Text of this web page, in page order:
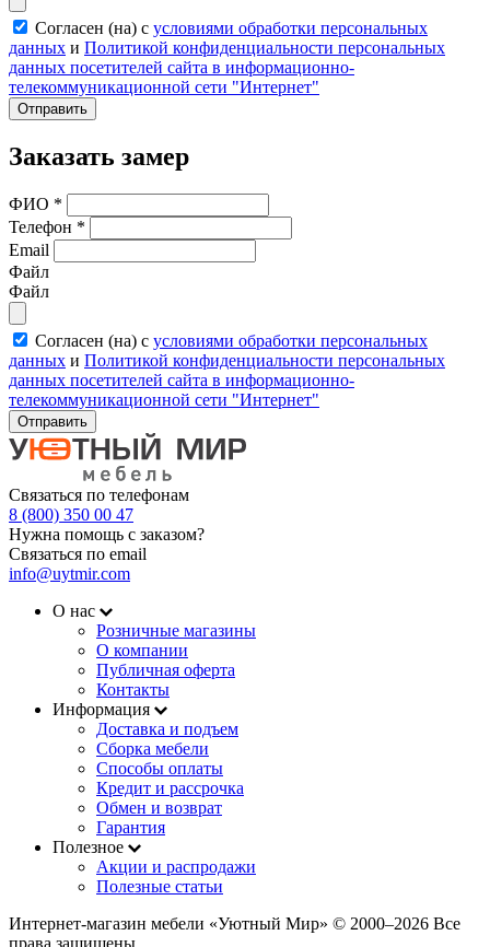
Согласен (на) с условиями обработки персональных
данных и Политикой конфиденциальности персональных
данных посетителей сайта в информационно-
телекоммуникационной сети "Интернет"
Отправить
Заказать замер
ФИО *
Телефон *
Email
Файл
Файл
Согласен (на) с условиями обработки персональных
данных и Политикой конфиденциальности персональных
данных посетителей сайта в информационно-
телекоммуникационной сети "Интернет"
Отправить
Связаться по телефонам
8 (800) 350 00 47
Нужна помощь с заказом?
Связаться по email
info@uytmir.com
О нас
Розничные магазины
О компании
Публичная оферта
Контакты
Информация
Доставка и подъем
Сборка мебели
Способы оплаты
Кредит и рассрочка
Обмен и возврат
Гарантия
Полезное
Акции и распродажи
Полезные статьи
Интернет-магазин мебели «Уютный Мир» © 2000‒2026 Все